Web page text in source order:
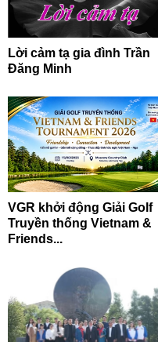
Lời cảm tạ gia đình Trần
Đăng Minh
VGR khởi động Giải Golf
Truyền thống Vietnam &
Friends...